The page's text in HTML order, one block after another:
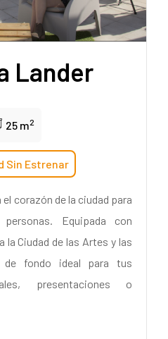
Lander
25 m2
Sin Estrenar
corazón de la ciudad para
Equipada con
Ciudad de las Artes y las
fondo ideal para tus
presentaciones o